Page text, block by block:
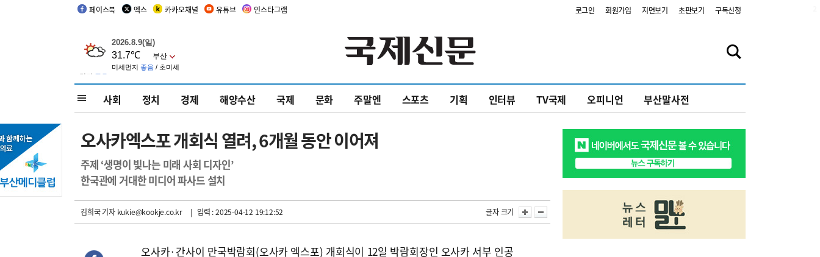
페이스북 엑스 카카오채널 유튜브 인스타그램 로그인 회원가입 지면보기 초판보기 구독신청
사회 정치 경제 해양수산 국제 문화 주말엔 스포츠 기획 인터뷰 TV국제 오피니언 부산말사전
오사카엑스포 개회식 열려, 6개월 동안 이어져
주제 ‘생명이 빛나는 미래 사회 디자인’
한국관에 거대한 미디어 파사드 설치
김희국 기자kukie@kookje.co.kr | 입력 : 2025-04-12 19:12:52 글자 크기
오사카·간사이 만국박람회(오사카 엑스포) 개회식이 12일 박람회장인 오사카 서부 인공